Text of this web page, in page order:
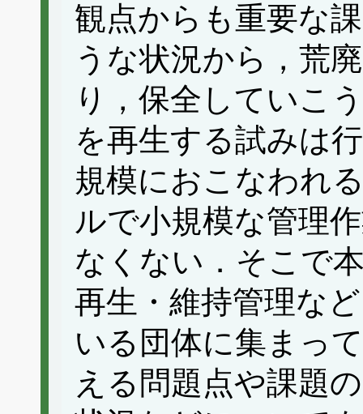
観点からも重要な
うな状況から，荒
り，保全していこ
を再生する試みは
規模におこなわれ
ルで小規模な管理
なくない．そこで
再生・維持管理な
いる団体に集まっ
える問題点や課題